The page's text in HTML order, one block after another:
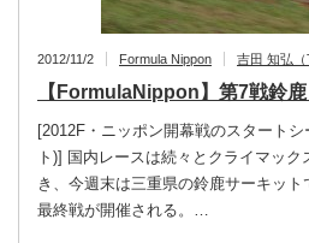
2012/11/2 Formula Nippon 吉田 知弘（
【FormulaNippon】第7戦鈴
[2012F・ニッポン開幕戦のスタート
ト)] 国内レースは続々とクライマッ
き、今週末は三重県の鈴鹿サーキッ
最終戦が開催される。…